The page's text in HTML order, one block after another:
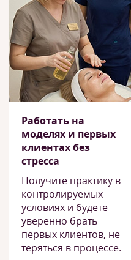
Работать на
моделях и первых
клиентах без
стресса
Получите практику в
контролируемых
условиях и будете
уверенно брать
первых клиентов, не
теряться в процессе.